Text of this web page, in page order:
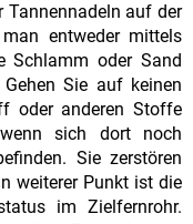
Tannennadeln auf der
entweder mittels
Schlamm oder Sand
Sie auf keinen
oder anderen Stoffe
sich dort noch
Sie zerstören
weiterer Punkt ist die
im Zielfernrohr.